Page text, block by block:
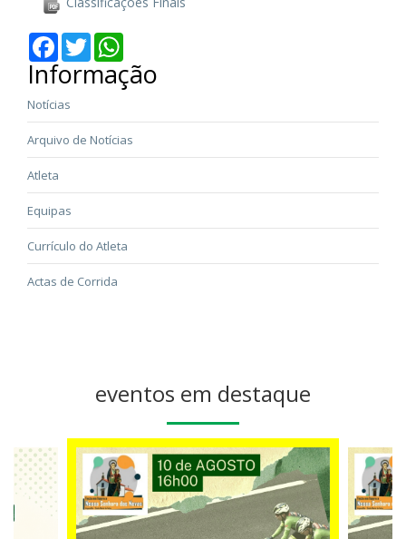
Facebook
Twitter
Informação
Notícias
Arquivo de Notícias
Atleta
Equipas
Currículo do Atleta
Actas de Corrida
eventos em destaque